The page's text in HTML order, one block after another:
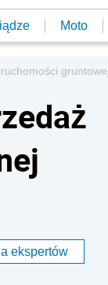
Moto
ekspertów